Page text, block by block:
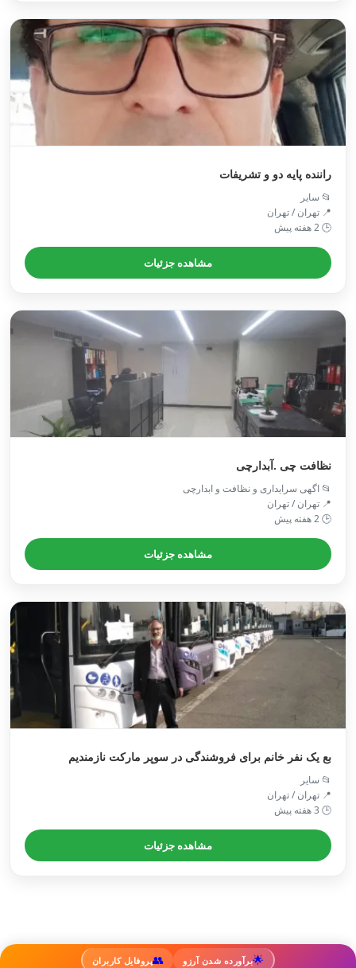
🌟برآورده شدن آرزو 👥پروفایل کاربران
راننده پایه دو و تشریفات
📂 سایر
📍 تهران / تهران
🕒 2 هفته پیش
مشاهده جزئیات
نظافت چی .آبدارچی
📂 اگهی سرایداری و نظافت و ابدارچی
📍 تهران / تهران
🕒 2 هفته پیش
مشاهده جزئیات
بع یک نفر خانم برای فروشندگی در سوپر مارکت نازمندیم
📂 سایر
📍 تهران / تهران
🕒 3 هفته پیش
مشاهده جزئیات